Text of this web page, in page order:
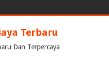
Terbaru
Dan Terpercaya